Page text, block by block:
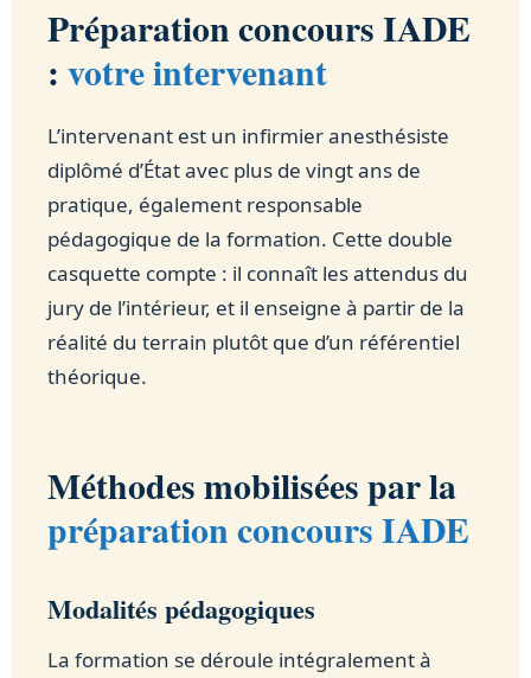
Préparation concours IADE
: votre intervenant
L’intervenant est un infirmier anesthésiste
diplômé d’État avec plus de vingt ans de
pratique, également responsable
pédagogique de la formation. Cette double
casquette compte : il connaît les attendus du
jury de l’intérieur, et il enseigne à partir de la
réalité du terrain plutôt que d’un référentiel
théorique.
Méthodes mobilisées par la
préparation concours IADE
Modalités pédagogiques
La formation se déroule intégralement à